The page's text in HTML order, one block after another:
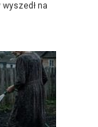
na